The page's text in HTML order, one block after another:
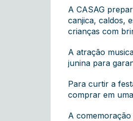
A CASAG
canjica, caldos,
crianças com
A atração
junina para
Para curtir a
comprar em
A